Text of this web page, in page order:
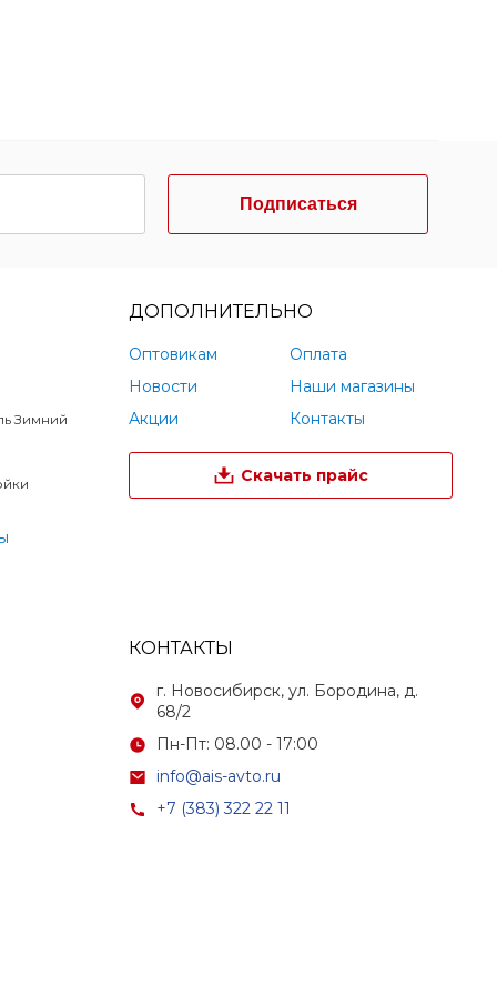
Подписаться
Зимний
ДОПОЛНИТЕЛЬНО
Оптовикам
Оплата
Новости
Наши магазины
Акции
Контакты
Скачать прайс
КОНТАКТЫ
г. Новосибирск, ул. Бородина, д.
68/2
Пн-Пт: 08.00 - 17:00
info@ais-avto.ru
+7 (383) 322 22 11